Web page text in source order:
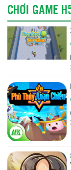
CHƠI GAME